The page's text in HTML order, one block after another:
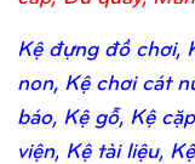
Kệ đựng đồ chơi,
non, Kệ chơi cát
báo, Kệ gỗ, Kệ
viện, Kệ tài liệu,